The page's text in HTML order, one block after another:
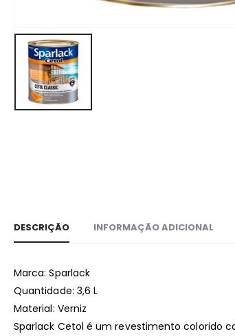
DESCRIÇÃO INFORMAÇÃO ADICIONAL
Marca: Sparlack
Quantidade: 3,6 L
Material: Verniz
Sparlack Cetol é um revestimento colorido